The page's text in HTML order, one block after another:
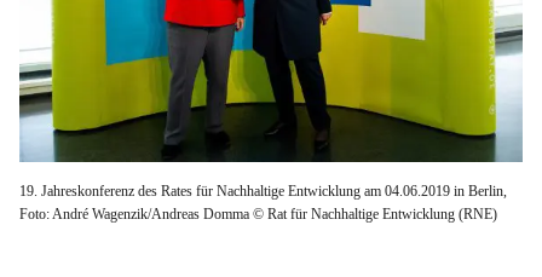
19. Jahreskonferenz des Rates für Nachhaltige Entwicklung am 04.06.2019 in Berlin,
Foto: André Wagenzik/Andreas Domma © Rat für Nachhaltige Entwicklung (RNE)